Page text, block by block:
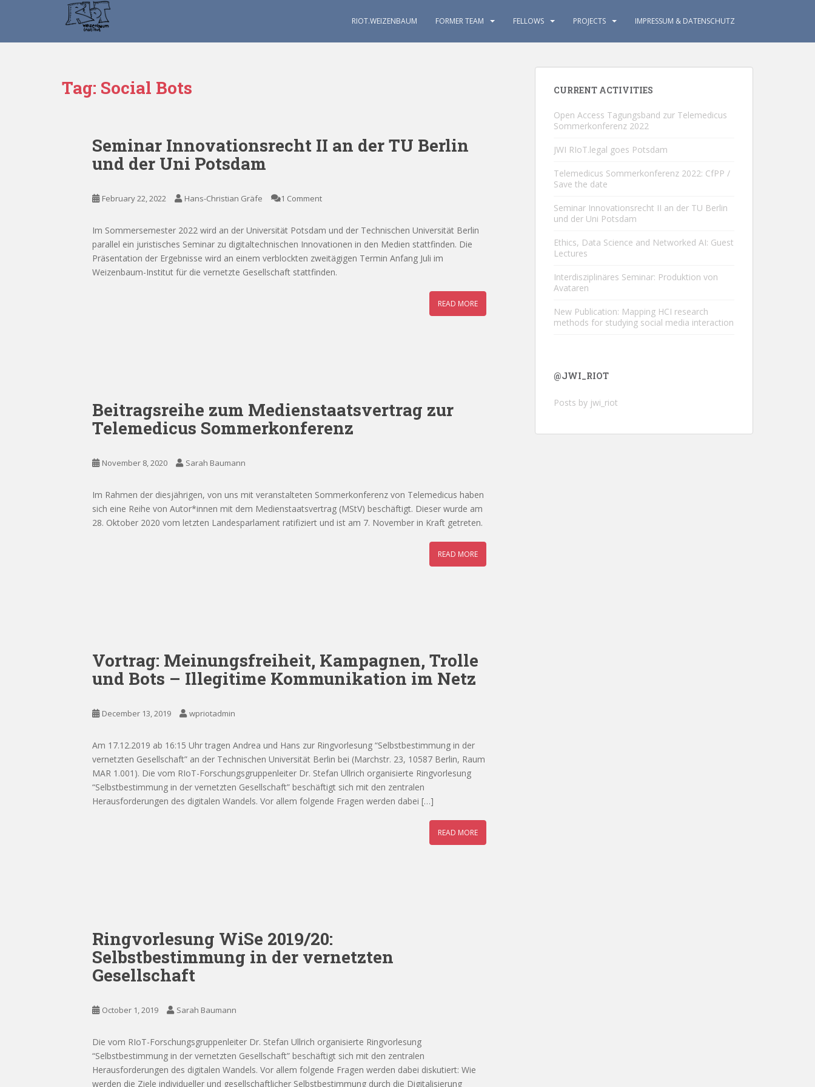
RIOT.WEIZENBAUM FORMER TEAM FELLOWS PROJECTS IMPRESSUM & DATENSCHUTZ
Tag: Social Bots
Seminar Innovationsrecht II an der TU Berlin
und der Uni Potsdam
February 22, 2022 Hans-Christian Gräfe 1 Comment
Im Sommersemester 2022 wird an der Universität Potsdam und der Technischen Universität Berlin
parallel ein juristisches Seminar zu digitaltechnischen Innovationen in den Medien stattfinden. Die
Präsentation der Ergebnisse wird an einem verblockten zweitägigen Termin Anfang Juli im
Weizenbaum-Institut für die vernetzte Gesellschaft stattfinden.
READ MORE
Beitragsreihe zum Medienstaatsvertrag zur
Telemedicus Sommerkonferenz
November 8, 2020 Sarah Baumann
Im Rahmen der diesjährigen, von uns mit veranstalteten Sommerkonferenz von Telemedicus haben
sich eine Reihe von Autor*innen mit dem Medienstaatsvertrag (MStV) beschäftigt. Dieser wurde am
28. Oktober 2020 vom letzten Landesparlament ratifiziert und ist am 7. November in Kraft getreten.
READ MORE
Vortrag: Meinungsfreiheit, Kampagnen, Trolle
und Bots – Illegitime Kommunikation im Netz
December 13, 2019 wpriotadmin
Am 17.12.2019 ab 16:15 Uhr tragen Andrea und Hans zur Ringvorlesung “Selbstbestimmung in der
vernetzten Gesellschaft” an der Technischen Universität Berlin bei (Marchstr. 23, 10587 Berlin, Raum
MAR 1.001). Die vom RIoT-Forschungsgruppenleiter Dr. Stefan Ullrich organisierte Ringvorlesung
“Selbstbestimmung in der vernetzten Gesellschaft” beschäftigt sich mit den zentralen
Herausforderungen des digitalen Wandels. Vor allem folgende Fragen werden dabei […]
READ MORE
Ringvorlesung WiSe 2019/20:
Selbstbestimmung in der vernetzten
Gesellschaft
October 1, 2019 Sarah Baumann
Die vom RIoT-Forschungsgruppenleiter Dr. Stefan Ullrich organisierte Ringvorlesung
“Selbstbestimmung in der vernetzten Gesellschaft” beschäftigt sich mit den zentralen
Herausforderungen des digitalen Wandels. Vor allem folgende Fragen werden dabei diskutiert: Wie
werden die Ziele individueller und gesellschaftlicher Selbstbestimmung durch die Digitalisierung
CURRENT ACTIVITIES
Open Access Tagungsband zur Telemedicus
Sommerkonferenz 2022
JWI RIoT.legal goes Potsdam
Telemedicus Sommerkonferenz 2022: CfPP /
Save the date
Seminar Innovationsrecht II an der TU Berlin
und der Uni Potsdam
Ethics, Data Science and Networked AI: Guest
Lectures
Interdisziplinäres Seminar: Produktion von
Avataren
New Publication: Mapping HCI research
methods for studying social media interaction
@JWI_RIOT
Posts by jwi_riot